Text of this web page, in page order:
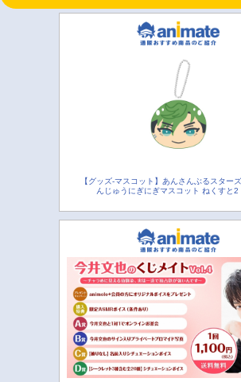
【グッズ-マスコット】あんさんぶるスター
んじゅうにぎにぎマスコット ねくすと2